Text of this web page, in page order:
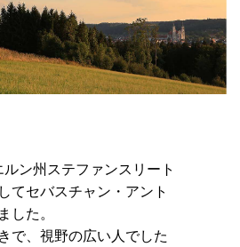
ン州ステファンスリート
てセバスチャン・アント
した。
で、視野の広い人でした